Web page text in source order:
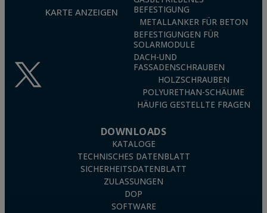
KARTE ANZEIGEN
BEFESTIGUNG
METALLANKER FÜR BETON
BEFESTIGUNGEN FÜR
SOLARMODULE
DACH-UND
FASSADENSCHRAUBEN
HOLZSCHRAUBEN
POLYURETHAN-SCHÄUME
HÄUFIG GESTELLTE FRAGEN
DOWNLOADS
KATALOGE
TECHNISCHES DATENBLATT
SICHERHEITSDATENBLATT
ZULASSUNGEN
DOP
SOFTWARE